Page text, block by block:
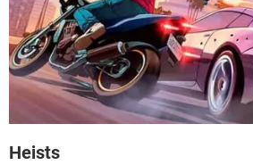
Heists